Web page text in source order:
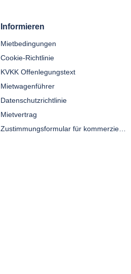
Informieren
Mietbedingungen
Cookie-Richtlinie
KVKK Offenlegungstext
Mietwagenführer
Datenschutzrichtlinie
Mietvertrag
Zustimmungsformular für kommerzielle elektronische Kommunikation und Marketing